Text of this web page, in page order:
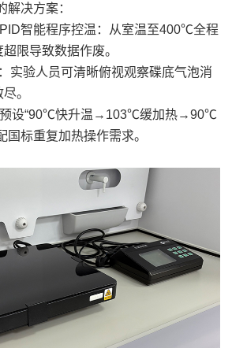
解决方案：
智能程序控温：从室温至400℃全程
限导致数据作废。
实验人员可清晰俯视观察碟底气泡消
。
预设“90℃快升温→103℃缓加热→90℃
国标重复加热操作需求。